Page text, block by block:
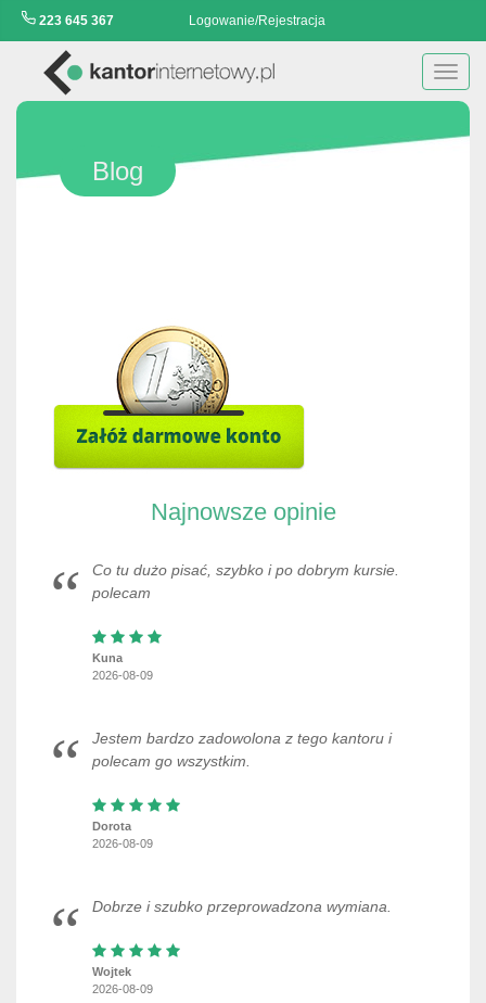
223 645 367 Logowanie/Rejestracja
Blog
Najnowsze opinie
Co tu dużo pisać, szybko i po dobrym kursie.
polecam
Kuna
2026-08-09
Jestem bardzo zadowolona z tego kantoru i
polecam go wszystkim.
Dorota
2026-08-09
Dobrze i szubko przeprowadzona wymiana.
Wojtek
2026-08-09